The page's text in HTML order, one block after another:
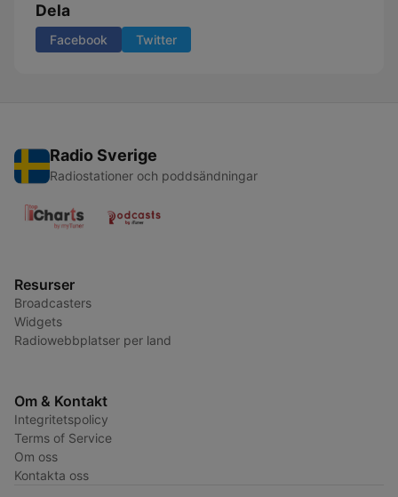
Dela
Facebook Twitter
Radio Sverige
Radiostationer och poddsändningar
Resurser
Broadcasters
Widgets
Radiowebbplatser per land
Om & Kontakt
Integritetspolicy
Terms of Service
Om oss
Kontakta oss